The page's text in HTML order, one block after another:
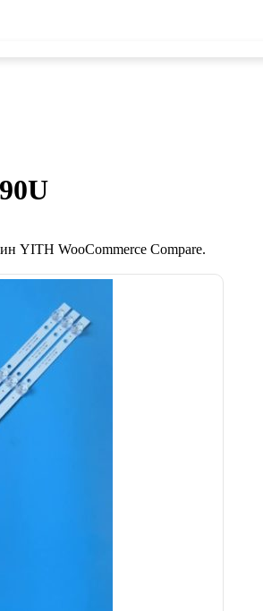
YITH WooCommerce Compare.